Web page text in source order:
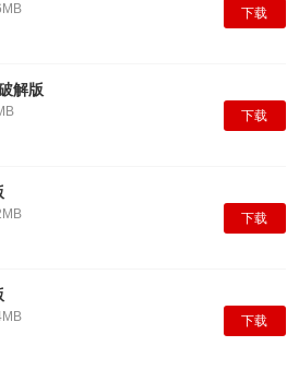
下载
解版
下载
下载
下载